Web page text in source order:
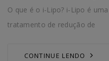
O que é o i-Lipo? i-Lipo é
tratamento de redução de
CONTINUE LENDO